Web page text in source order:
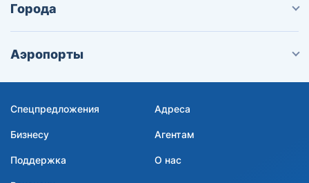
Города
Аэропорты
Спецпредложения Адреса
Бизнесу Агентам
Поддержка О нас